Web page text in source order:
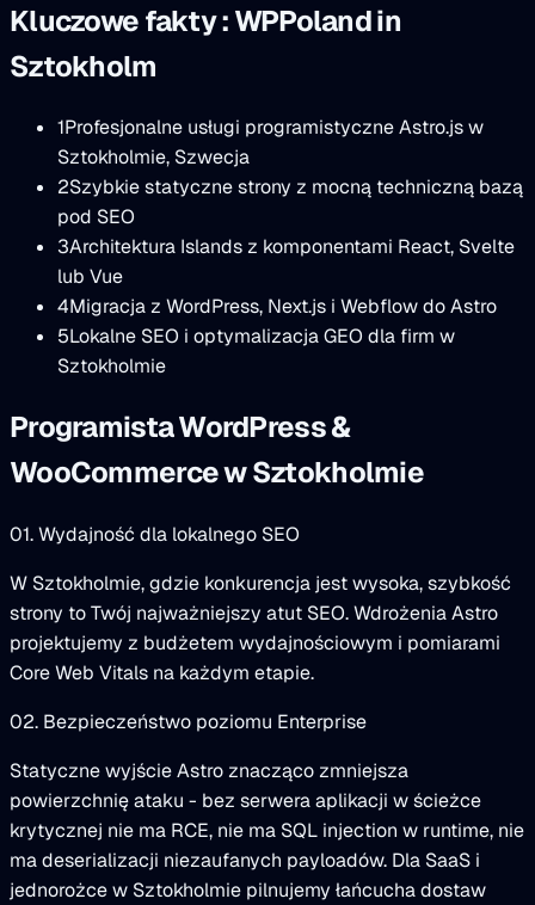
Kluczowe fakty : WPPoland in
Sztokholm
1Profesjonalne usługi programistyczne Astro.js w
Sztokholmie, Szwecja
2Szybkie statyczne strony z mocną techniczną bazą
pod SEO
3Architektura Islands z komponentami React, Svelte
lub Vue
4Migracja z WordPress, Next.js i Webflow do Astro
5Lokalne SEO i optymalizacja GEO dla firm w
Sztokholmie
Programista WordPress &
WooCommerce w Sztokholmie
01. Wydajność dla lokalnego SEO
W Sztokholmie, gdzie konkurencja jest wysoka, szybkość
strony to Twój najważniejszy atut SEO. Wdrożenia Astro
projektujemy z budżetem wydajnościowym i pomiarami
Core Web Vitals na każdym etapie.
02. Bezpieczeństwo poziomu Enterprise
Statyczne wyjście Astro znacząco zmniejsza
powierzchnię ataku - bez serwera aplikacji w ścieżce
krytycznej nie ma RCE, nie ma SQL injection w runtime, nie
ma deserializacji niezaufanych payloadów. Dla SaaS i
jednorożce w Sztokholmie pilnujemy łańcucha dostaw